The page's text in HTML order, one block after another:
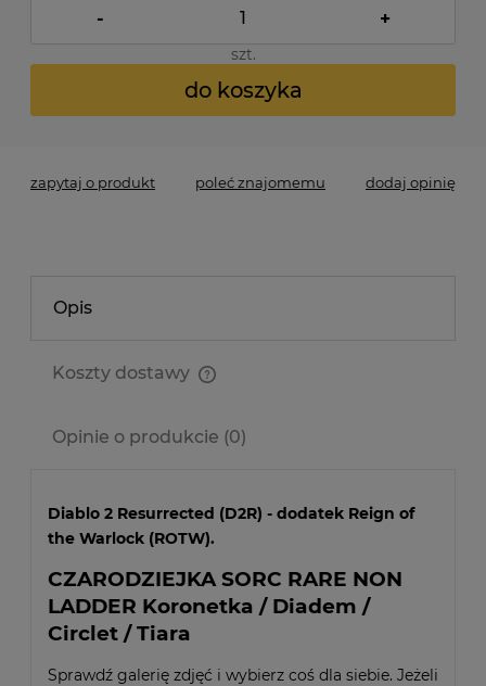
- +
szt.
do koszyka
zapytaj o produkt poleć znajomemu dodaj opinię
Opis
Koszty dostawy
Opinie o produkcie (0)
Diablo 2 Resurrected (D2R) - dodatek Reign of
the Warlock (ROTW).
CZARODZIEJKA SORC RARE NON
LADDER Koronetka / Diadem /
Circlet / Tiara
Sprawdź galerię zdjęć i wybierz coś dla siebie. Jeżeli